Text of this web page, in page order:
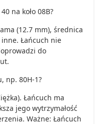
na koło 08B?
(12.7 mm), średnica
Łańcuch nie
do
np. 80H-1?
Łańcuch ma
jego wytrzymałość
Ważne: Łańcuch